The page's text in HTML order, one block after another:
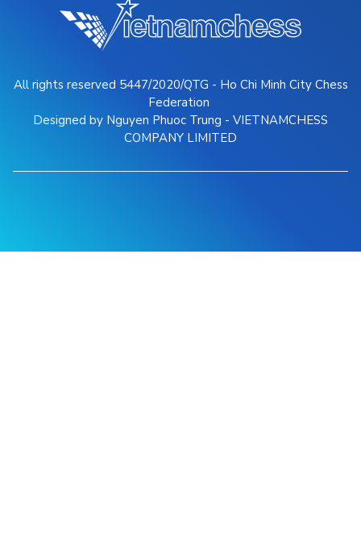
All rights reserved 5447/2020/QTG - Ho Chi Minh City Chess
Federation
Designed by Nguyen Phuoc Trung - VIETNAMCHESS
COMPANY LIMITED